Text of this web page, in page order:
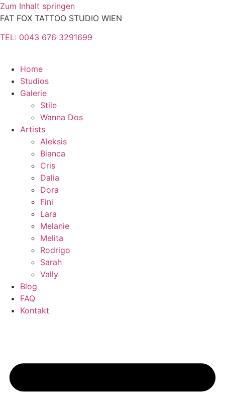
Zum Inhalt springen
FAT FOX TATTOO STUDIO WIEN
TEL: 0043 676 3291699
Home
Studios
Galerie
Stile
Wanna Dos
Artists
Aleksis
Bianca
Cris
Dalia
Dora
Fini
Lara
Melanie
Melita
Rodrigo
Sarah
Vally
Blog
FAQ
Kontakt